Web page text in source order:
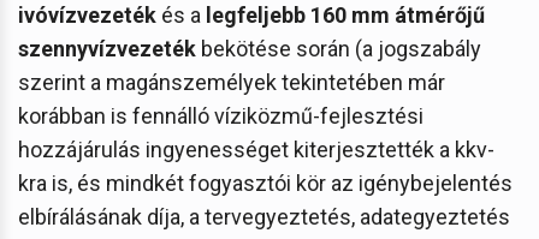
ivóvízvezeték és a legfeljebb 160 mm átmérőjű
szennyvízvezeték bekötése során (a jogszabály
szerint a magánszemélyek tekintetében már
korábban is fennálló víziközmű-fejlesztési
hozzájárulás ingyenességet kiterjesztették a kkv-
kra is, és mindkét fogyasztói kör az igénybejelentés
elbírálásának díja, a tervegyeztetés, adategyeztetés